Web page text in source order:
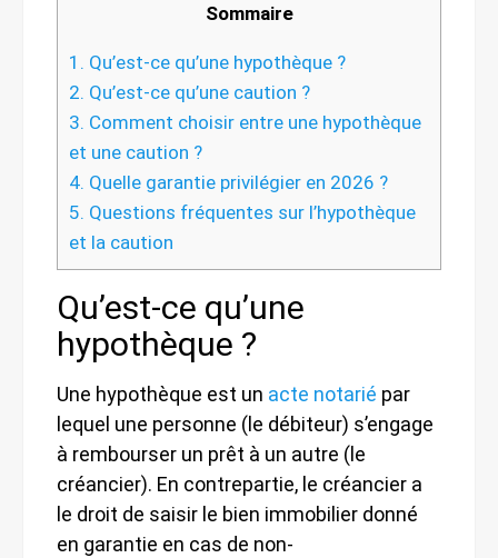
Sommaire
1. Qu’est-ce qu’une hypothèque ?
2. Qu’est-ce qu’une caution ?
3. Comment choisir entre une hypothèque
et une caution ?
4. Quelle garantie privilégier en 2026 ?
5. Questions fréquentes sur l’hypothèque
et la caution
Qu’est-ce qu’une
hypothèque ?
Une hypothèque est un acte notarié par
lequel une personne (le débiteur) s’engage
à rembourser un prêt à un autre (le
créancier). En contrepartie, le créancier a
le droit de saisir le bien immobilier donné
en garantie en cas de non-